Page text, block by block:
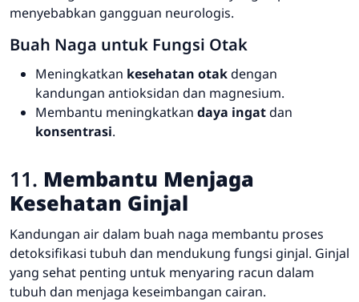
menyebabkan gangguan neurologis.
Buah Naga untuk Fungsi Otak
Meningkatkan kesehatan otakdengan
kandungan antioksidan dan magnesium.
Membantu meningkatkan daya ingatdan
konsentrasi.
11. Membantu Menjaga
Kesehatan Ginjal
Kandungan air dalam buah naga membantu proses
detoksifikasi tubuh dan mendukung fungsi ginjal. Ginjal
yang sehat penting untuk menyaring racun dalam
tubuh dan menjaga keseimbangan cairan.